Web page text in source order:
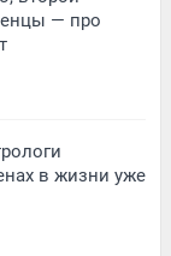
— про
в жизни уже